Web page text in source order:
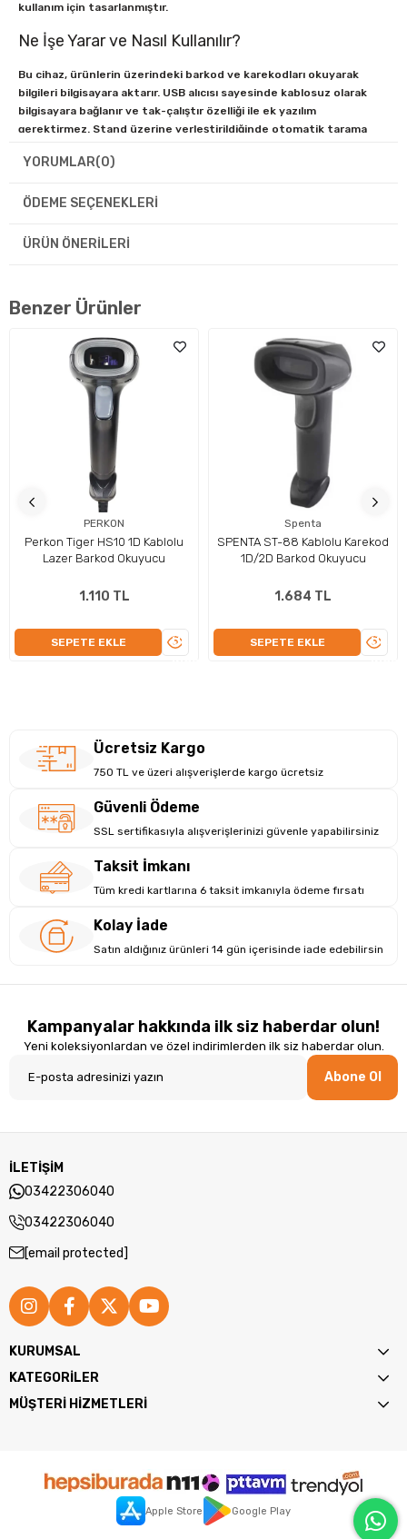
kullanım için tasarlanmıştır.
Ne İşe Yarar ve Nasıl Kullanılır?
Bu cihaz, ürünlerin üzerindeki barkod ve karekodları okuyarak
bilgileri bilgisayara aktarır. USB alıcısı sayesinde kablosuz olarak
bilgisayara bağlanır ve tak-çalıştır özelliği ile ek yazılım
gerektirmez. Stand üzerine yerleştirildiğinde otomatik tarama
Marka:KodScan
Okuma Türü:1D ve 2D (QR, DataMatrix vb.)
Bağlantı:Kablosuz (USB Alıcı)
Kullanım Alanı:
YORUMLAR(0)
ÖDEME SEÇENEKLERI
ÜRÜN ÖNERILERI
Benzer Ürünler
PERKON
Perkon Tiger HS10 1D Kablolu
Lazer Barkod Okuyucu
1.110 TL
SEPETE EKLE
ÜRÜNÜ
Spenta
SPENTA ST-88 Kablolu Karekod
1D/2D Barkod Okuyucu
1.684 TL
SEPETE EKLE
Ücretsiz Kargo
750 TL ve üzeri alışverişlerde kargo ücretsiz
Güvenli Ödeme
SSL sertifikasıyla alışverişlerinizi güvenle yapabilirsiniz
Taksit İmkanı
Tüm kredi kartlarına 6 taksit imkanıyla ödeme fırsatı
Kolay İade
Satın aldığınız ürünleri 14 gün içerisinde iade edebilirsin
Kampanyalar hakkında ilk siz haberdar olun!
Yeni koleksiyonlardan ve özel indirimlerden ilk siz haberdar olun.
Abone Ol
İLETİŞİM
03422306040
03422306040
[email protected]
KURUMSAL
KATEGORİLER
MÜŞTERİ HİZMETLERİ
Apple Store Google Play